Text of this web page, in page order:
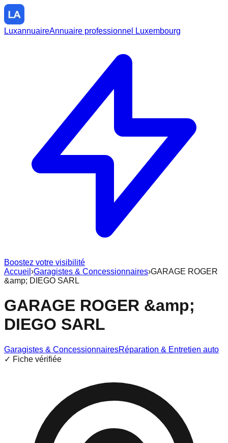
LuxannuaireAnnuaire professionnel Luxembourg
Boostez votre visibilité
Accueil ›Garagistes & Concessionnaires›GARAGE ROGER
&amp; DIEGO SARL
GARAGE ROGER &amp;
DIEGO SARL
Garagistes & ConcessionnairesRéparation & Entretien auto
✓ Fiche vérifiée